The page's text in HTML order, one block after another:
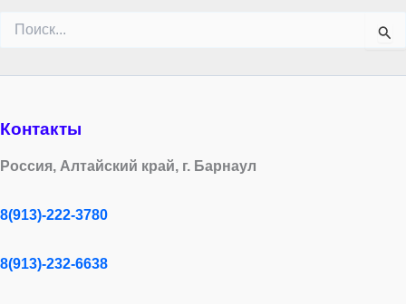
Поиск:
Контакты
Россия, Алтайский край, г. Барнаул
8(913)-222-3780
8(913)-232-6638